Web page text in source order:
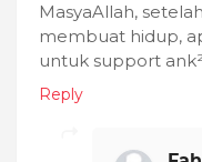
MasyaAllah,
membuat hidup,
untuk support
Reply